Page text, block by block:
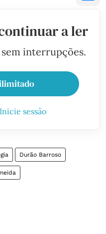
a ler
interrupções.
Inicie sessão
Durão Barroso